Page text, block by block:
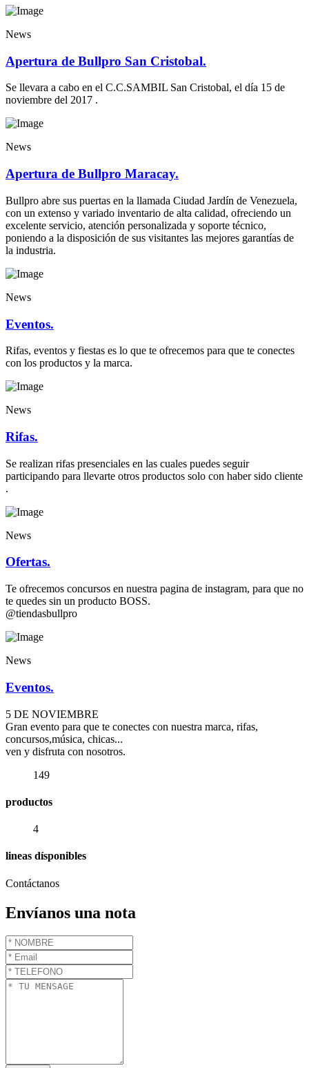
News
Apertura de Bullpro San Cristobal.
Se llevara a cabo en el C.C.SAMBIL San Cristobal, el día 15 de
noviembre del 2017 .
News
Apertura de Bullpro Maracay.
Bullpro abre sus puertas en la llamada Ciudad Jardín de Venezuela,
con un extenso y variado inventario de alta calidad, ofreciendo un
excelente servicio, atención personalizada y soporte técnico,
poniendo a la disposición de sus visitantes las mejores garantías de
la industria.
News
Eventos.
Rifas, eventos y fiestas es lo que te ofrecemos para que te conectes
con los productos y la marca.
News
Rifas.
Se realizan rifas presenciales en las cuales puedes seguir
participando para llevarte otros productos solo con haber sido cliente
.
News
Ofertas.
Te ofrecemos concursos en nuestra pagina de instagram, para que no
te quedes sin un producto BOSS.
@tiendasbullpro
News
Eventos.
5 DE NOVIEMBRE
Gran evento para que te conectes con nuestra marca, rifas,
concursos,música, chicas...
ven y disfruta con nosotros.
149
productos
4
lineas dísponibles
Contáctanos
Envíanos una nota